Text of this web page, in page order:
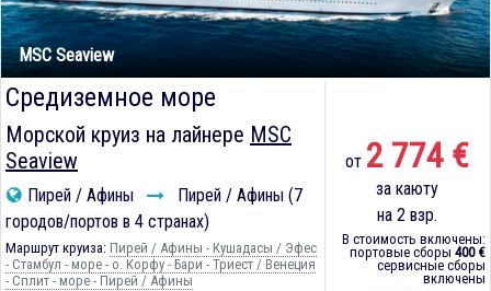
MSC Seaview
Средиземное море
Морской круиз на лайнере MSC
Seaview
Пирей / Афины
Пирей / Афины (7
городов/портов в 4 странах)
Маршрут круиза: Пирей / Афины - Кушадасы / Эфес
- Стамбул - море - о. Корфу - Бари - Триест / Венеция
- Сплит - море - Пирей / Афины
от 2 774 €
за каюту
на 2 взр.
В стоимость включены:
портовые сборы 400 €
сервисные сборы
включены